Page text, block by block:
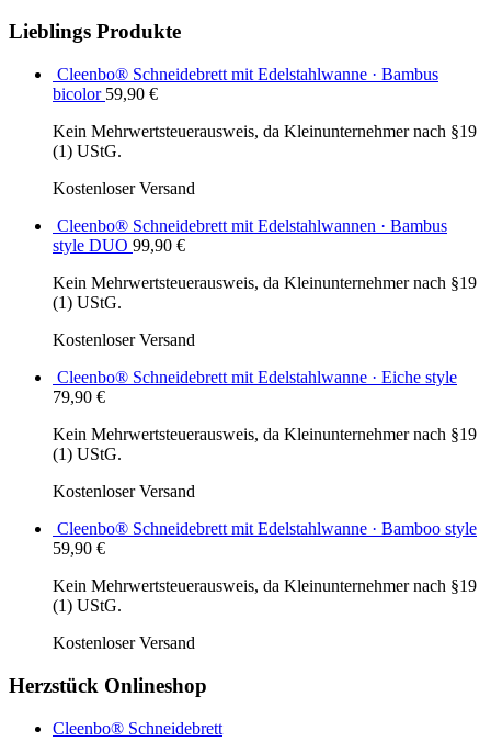
Lieblings Produkte
Cleenbo® Schneidebrett mit Edelstahlwanne · Bambus
bicolor 59,90 €
Kein Mehrwertsteuerausweis, da Kleinunternehmer nach §19
(1) UStG.
Kostenloser Versand
Cleenbo® Schneidebrett mit Edelstahlwannen · Bambus
style DUO 99,90 €
Kein Mehrwertsteuerausweis, da Kleinunternehmer nach §19
(1) UStG.
Kostenloser Versand
Cleenbo® Schneidebrett mit Edelstahlwanne · Eiche style
79,90 €
Kein Mehrwertsteuerausweis, da Kleinunternehmer nach §19
(1) UStG.
Kostenloser Versand
Cleenbo® Schneidebrett mit Edelstahlwanne · Bamboo style
59,90 €
Kein Mehrwertsteuerausweis, da Kleinunternehmer nach §19
(1) UStG.
Kostenloser Versand
Herzstück Onlineshop
Cleenbo® Schneidebrett